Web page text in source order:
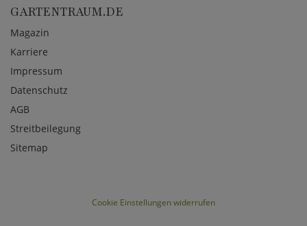
GARTENTRAUM.DE
Magazin
Karriere
Impressum
Datenschutz
AGB
Streitbeilegung
Sitemap
Cookie Einstellungen widerrufen